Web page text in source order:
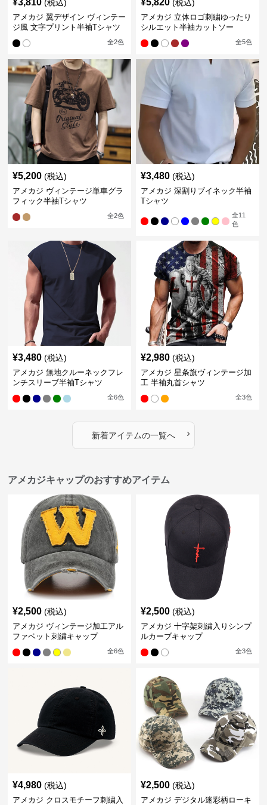
¥3,810 (税込)
アメカジ 翼デザイン ヴィンテー
ジ風 文字プリント半袖Tシャツ
全2色
¥5,820 (税込)
アメカジ 立体ロゴ刺繍ゆったり
シルエット半袖カットソー
全5色
¥5,200 (税込)
アメカジ ヴィンテージ単車グラ
フィック半袖Tシャツ
全2色
¥3,480 (税込)
アメカジ 深割りブイネック半袖
Tシャツ
全11
色
¥3,480 (税込)
アメカジ 無地クルーネックフレ
ンチスリーブ半袖Tシャツ
全6色
¥2,980 (税込)
アメカジ 星条旗ヴィンテージ加
工 半袖丸首シャツ
全3色
新着アイテムの一覧へ ›
アメカジキャップのおすすめアイテム
¥2,500 (税込)
アメカジ ヴィンテージ加工アル
ファベット刺繍キャップ
全6色
¥2,500 (税込)
アメカジ 十字架刺繍入りシンプ
ルカーブキャップ
全3色
¥4,980 (税込)
アメカジ クロスモチーフ刺繍入
¥2,500 (税込)
アメカジ デジタル迷彩柄ローキ